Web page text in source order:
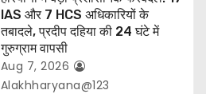
IAS और 7 HCS अधिकारियों के
तबादले, प्रदीप दहिया की 24 घंटे में
गुरुग्राम वापसी
Aug 7, 2026
Alakhharyana@123